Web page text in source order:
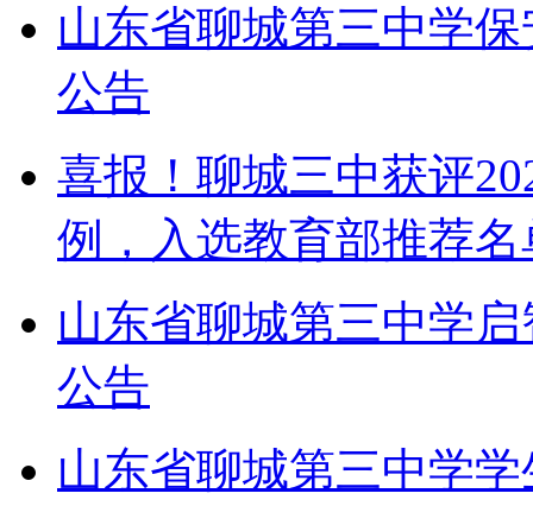
山东省聊城第三中学
公告
喜报！聊城三中获评
例，入选教育部推荐名
山东省聊城第三中学
公告
山东省聊城第三中学